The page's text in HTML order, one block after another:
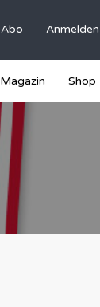
Anmelden
Shop